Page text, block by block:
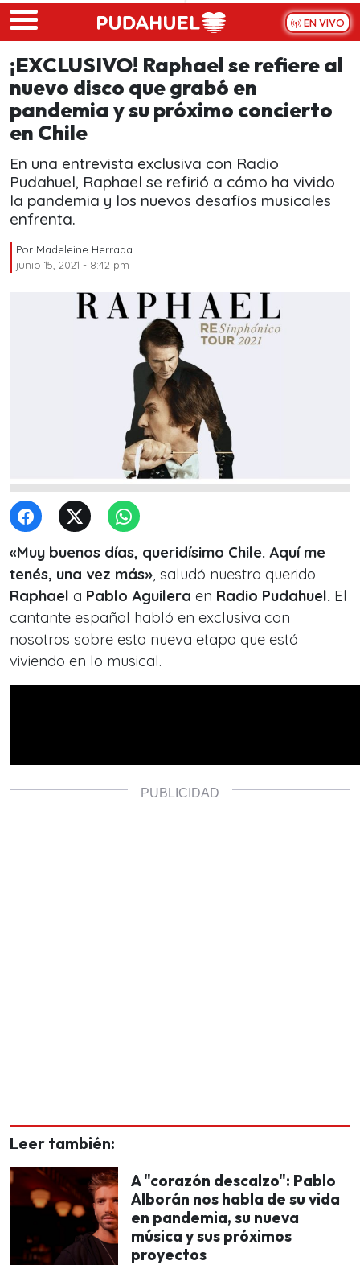
Skip to main content
EN VIVO
¡EXCLUSIVO! Raphael se refiere al
nuevo disco que grabó en
pandemia y su próximo concierto
en Chile
En una entrevista exclusiva con Radio
Pudahuel, Raphael se refirió a cómo ha vivido
la pandemia y los nuevos desafíos musicales
enfrenta.
Por Madeleine Herrada
junio 15, 2021 - 8:42 pm
«Muy buenos días, queridísimo Chile. Aquí me
tenés, una vez más», saludó nuestro querido
Raphael a Pablo Aguilera en Radio Pudahuel. El
cantante español habló en exclusiva con
nosotros sobre esta nueva etapa que está
viviendo en lo musical.
Leer también:
A "corazón descalzo": Pablo
Alborán nos habla de su vida
en pandemia, su nueva
música y sus próximos
proyectos